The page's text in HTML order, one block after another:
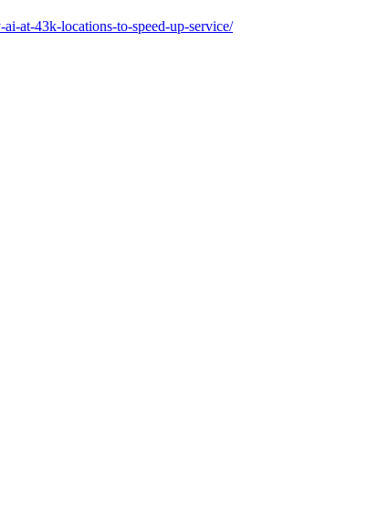
at-43k-locations-to-speed-up-service/